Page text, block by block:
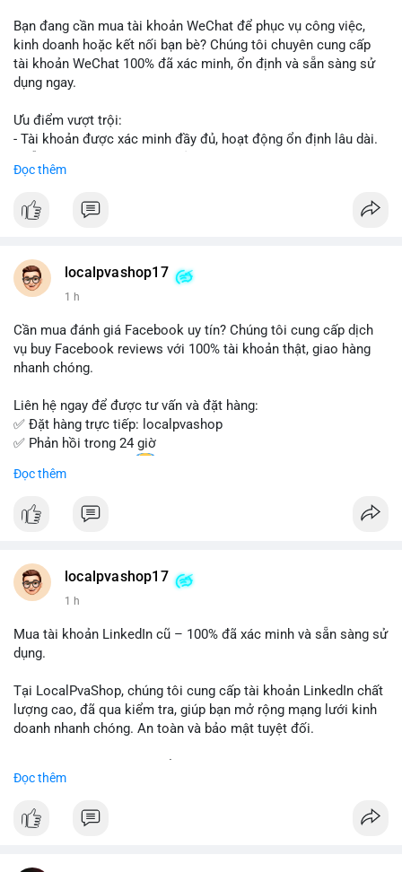
Đừng bỏ lỡ cơ hội cải thiện danh tiếng trực tuyến của bạn một
cách hiệu quả!
Bạn đang cần mua tài khoản WeChat để phục vụ công việc,
kinh doanh hoặc kết nối bạn bè? Chúng tôi chuyên cung cấp
tài khoản WeChat 100% đã xác minh, ổn định và sẵn sàng sử
dụng ngay.
Ưu điểm vượt trội:
- Tài khoản được xác minh đầy đủ, hoạt động ổn định lâu dài.
- Giao dịch an toàn, bảo mật thông tin.
Đặt hàng ngay hôm nay để nhận ưu đãi tốt nhất!
- WhatsApp: +1 (66
215-8938
- Telegram: @localpvashop
Đừng bỏ lỡ cơ hội sở hữu tài khoản WeChat chất lượng với giá
tốt. Liên hệ ngay!
Đọc thêm
localpvashop17
1 h
Cần mua đánh giá Facebook uy tín? Chúng tôi cung cấp dịch
vụ buy Facebook reviews với 100% tài khoản thật, giao hàng
nhanh chóng.
Liên hệ ngay để được tư vấn và đặt hàng:
✅ Đặt hàng trực tiếp: localpvashop
✅ Phản hồi trong 24 giờ
✅ WhatsApp: +1 (66
✅ Telegram: @localpvashop
✅ Email: localpvashop@gmail.com
Đọc thêm
localpvashop17
1 h
Mua tài khoản LinkedIn cũ – 100% đã xác minh và sẵn sàng sử
dụng.
Tại LocalPvaShop, chúng tôi cung cấp tài khoản LinkedIn chất
lượng cao, đã qua kiểm tra, giúp bạn mở rộng mạng lưới kinh
doanh nhanh chóng. An toàn và bảo mật tuyệt đối.
✅ Phản hồi trong 24 giờ
Đọc thêm